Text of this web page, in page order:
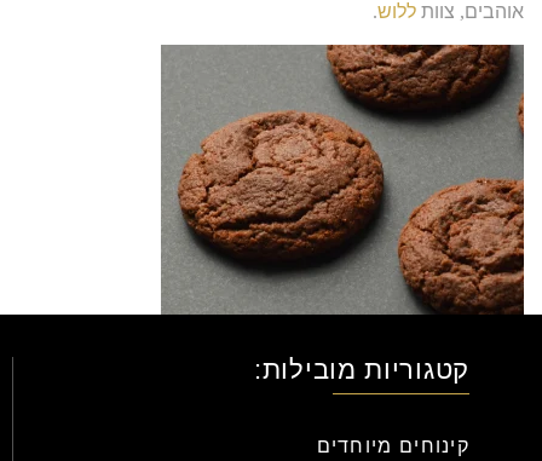
אוהבים, צוות ללוש.
קטגוריות מובילות:
קינוחים מיוחדים